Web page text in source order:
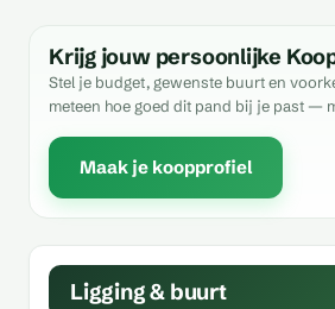
Krijg jouw persoonlijke
Stel je budget, gewenste buurt en
meteen hoe goed dit pand bij je past —
Maak je koopprofiel
Ligging & buurt